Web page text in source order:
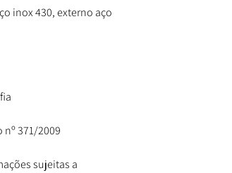
inox 430, externo aço
371/2009
sujeitas a